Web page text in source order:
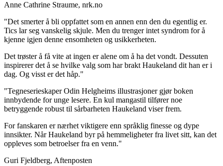
Anne Cathrine Straume, nrk.no
"Det smerter å bli oppfattet som en annen enn den du egentlig er.
Tics lar seg vanskelig skjule. Men du trenger intet syndrom for å
kjenne igjen denne ensomheten og usikkerheten.
Det trøster å få vite at ingen er alene om å ha det vondt. Dessuten
inspirerer det å se hvilke valg som har brakt Haukeland dit han er i
dag. Og visst er det håp."
"Tegneserieskaper Odin Helgheims illustrasjoner gjør boken
innbydende for unge lesere. En kul mangastil tilfører noe
betryggende robust til sårbarheten Haukeland viser frem.
For fanskaren er nærhet viktigere enn språklig finesse og dype
innsikter. Når Haukeland byr på hemmeligheter fra livet sitt, kan det
oppleves som betroelser fra en venn."
Guri Fjeldberg, Aftenposten